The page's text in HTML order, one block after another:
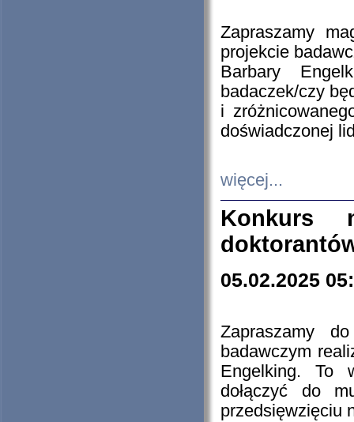
Zapraszamy
projekcie
Barbary
badaczek/czy
i
doświadczonej
więcej...
Konkurs
05.02.2025
Zapraszamy
badawczym
Engelking. To
dołączyć do
przedsięwzięciu